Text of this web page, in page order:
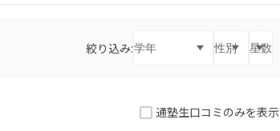
絞り込み:
通塾生口コミのみを表示